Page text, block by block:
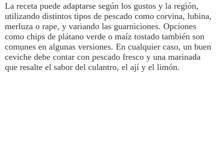
La receta puede adaptarse según los gustos y la región,
utilizando distintos tipos de pescado como corvina, lubina,
merluza o rape, y variando las guarniciones. Opciones
como chips de plátano verde o maíz tostado también son
comunes en algunas versiones. En cualquier caso, un buen
ceviche debe contar con pescado fresco y una marinada
que resalte el sabor del culantro, el ají y el limón.